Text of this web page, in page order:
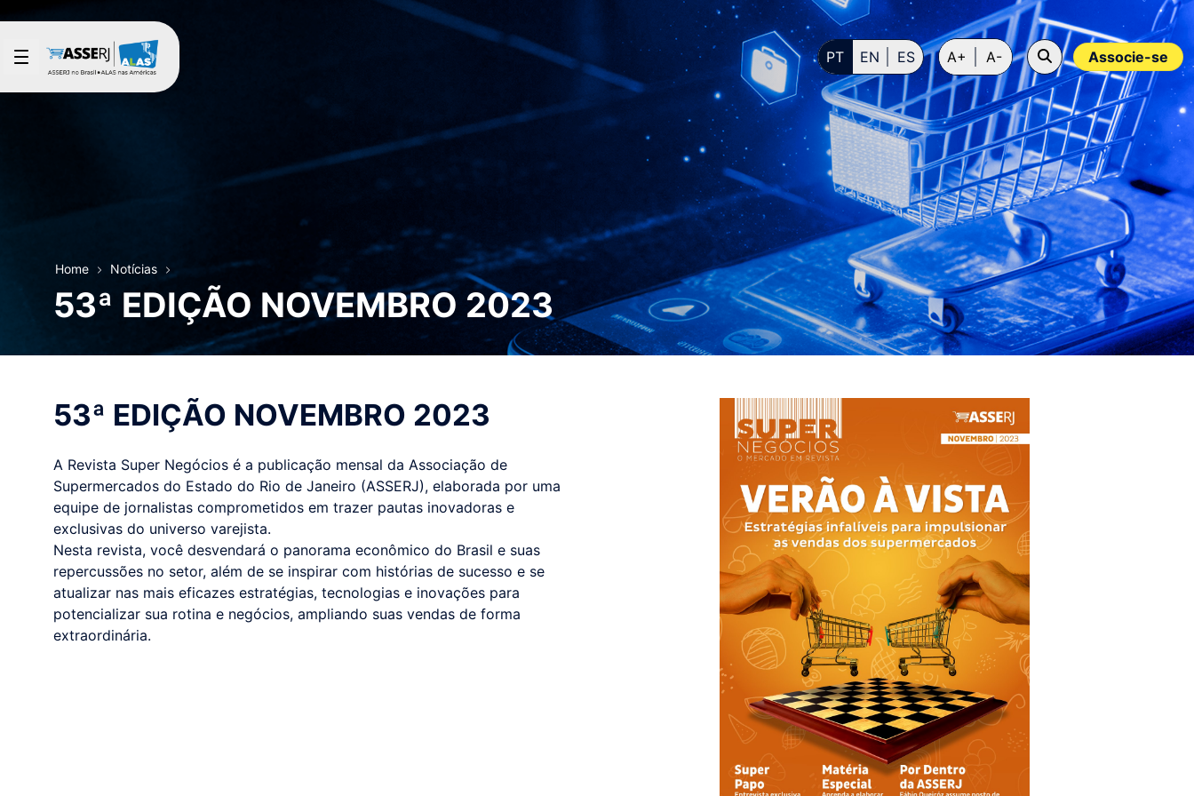
Pular para o Conteúdo principal
Associe-se
PT EN ES A+ A-
Home Notícias
53ª EDIÇÃO NOVEMBRO 2023
53ª EDIÇÃO NOVEMBRO 2023
A Revista Super Negócios é a publicação mensal da Associação de
Supermercados do Estado do Rio de Janeiro (ASSERJ), elaborada por uma
equipe de jornalistas comprometidos em trazer pautas inovadoras e
exclusivas do universo varejista.
Nesta revista, você desvendará o panorama econômico do Brasil e suas
repercussões no setor, além de se inspirar com histórias de sucesso e se
atualizar nas mais eficazes estratégias, tecnologias e inovações para
potencializar sua rotina e negócios, ampliando suas vendas de forma
extraordinária.